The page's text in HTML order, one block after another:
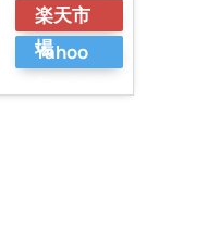
楽天市
場
Yahoo